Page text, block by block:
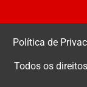
Política de
Todos os